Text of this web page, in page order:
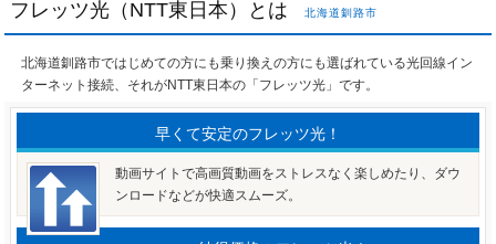
フレッツ光（NTT東日本）とは 北海道釧路市
北海道釧路市ではじめての方にも乗り換えの方にも選ばれている光回線イン
ターネット接続、それがNTT東日本の「フレッツ光」です。
早くて安定のフレッツ光！
動画サイトで高画質動画をストレスなく楽しめたり、ダウ
ンロードなどが快適スムーズ。